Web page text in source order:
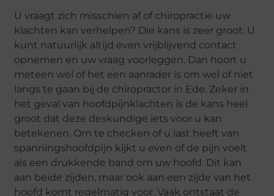
U vraagt zich misschien af of chiropractie uw
klachten kan verhelpen? Die kans is zeer groot. U
kunt natuurlijk altijd even vrijblijvend contact
opnemen en uw vraag voorleggen. Dan hoort u
meteen wel of het een aanrader is om wel of niet
langs te gaan bij de chiropractor in Ede. Zeker in
het geval van hoofdpijnklachten is de kans heel
groot dat deze deskundige iets voor u kan
betekenen. Om te checken of u last heeft van
spanningshoofdpijn kijkt u even of de pijn voelt
als een drukkende band om uw hoofd. Dit kan
aan beide zijden, maar ook aan een zijde van het
hoofd komt regelmatig voor. Vaak ontstaat de